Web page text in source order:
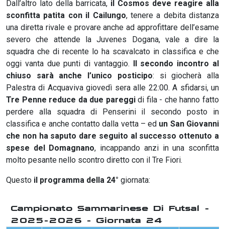
Dall’altro lato della barricata, il Cosmos deve reagire alla
sconfitta patita con il Cailungo, tenere a debita distanza
una diretta rivale e provare anche ad approfittare dell’esame
severo che attende la Juvenes Dogana, vale a dire la
squadra che di recente lo ha scavalcato in classifica e che
oggi vanta due punti di vantaggio. Il secondo incontro al
chiuso sarà anche l’unico posticipo: si giocherà alla
Palestra di Acquaviva giovedì sera alle 22:00. A sfidarsi, un
Tre Penne reduce da due pareggidi fila - che hanno fatto
perdere alla squadra di Penserini il secondo posto in
classifica e anche contatto dalla vetta – ed un San Giovanni
che non ha saputo dare seguito al successo ottenuto a
spese del Domagnano, incappando anzi in una sconfitta
molto pesante nello scontro diretto con il Tre Fiori.
Questo il programma della 24° giornata:
Campionato Sammarinese Di Futsal -
2025-2026 - Giornata 24